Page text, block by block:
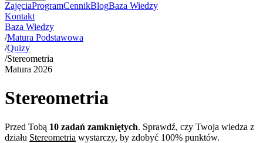
ZajęciaProgramCennikBlogBaza Wiedzy
Kontakt
Baza Wiedzy
/Matura Podstawowa
/Quizy
/Stereometria
Matura 2026
Stereometria
Przed Tobą 10 zadań zamkniętych. Sprawdź, czy Twoja wiedza z
działu Stereometria wystarczy, by zdobyć 100% punktów.